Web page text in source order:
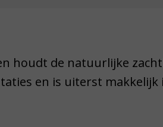
houdt de natuurlijke
en is uiterst makkelijk